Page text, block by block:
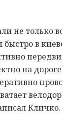
не только
в
на
Кличко.